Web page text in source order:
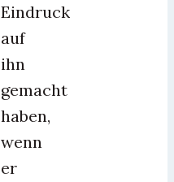
Eindruck
auf
ihn
gemacht
haben,
wenn
er